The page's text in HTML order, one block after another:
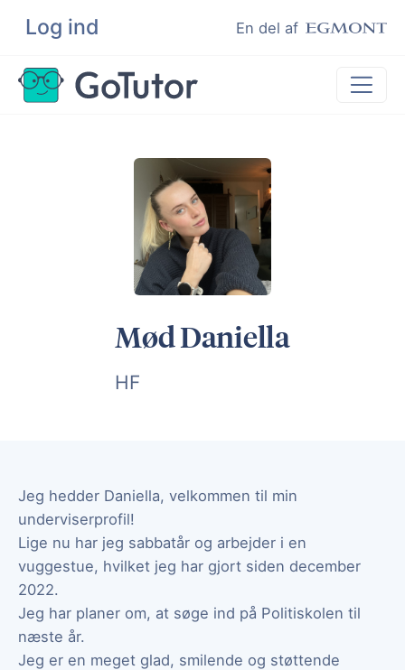
Log ind En del af
Søg
Lektiehjælp
Eksamenshjælp
Hjælp til ordblinde
Kundeudtalelser
Undervisere
Mød Daniella
HF
Jeg hedder Daniella, velkommen til min
underviserprofil!
Lige nu har jeg sabbatår og arbejder i en
vuggestue, hvilket jeg har gjort siden december
2022.
Jeg har planer om, at søge ind på Politiskolen til
næste år.
Jeg er en meget glad, smilende og støttende